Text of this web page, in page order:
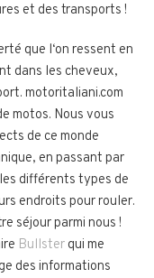
et des transports !
té que l‘on ressent en
dans les cheveux,
. motoritaliani.com
motos. Nous vous
de ce monde
, en passant par
les différents types de
endroits pourrouler.
re séjourparmi nous !
Bullsterqui me
des informations